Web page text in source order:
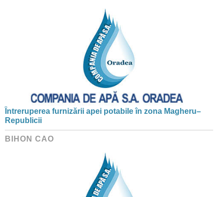
Întreruperea furnizării apei potabile în zona Magheru–
Republicii
BIHON CAO